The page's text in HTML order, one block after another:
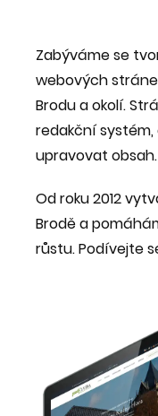
Zabýváme se
webových
Brodu a okolí.
redakční
upravovat obsah.
Od roku 2012
Brodě a
růstu. Podívejte